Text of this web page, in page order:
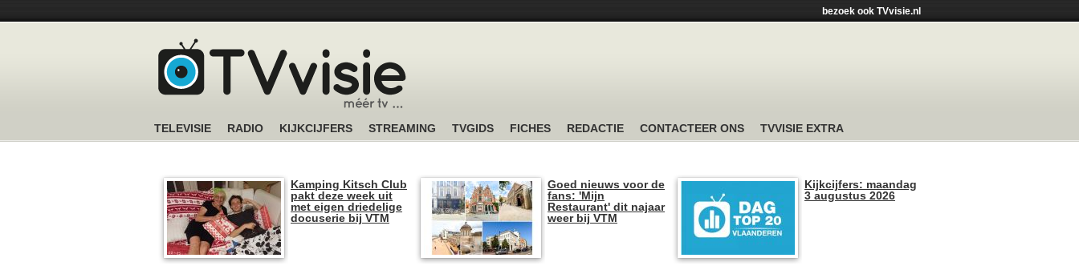
bezoek ook TVvisie.nl
TELEVISIE RADIO KIJKCIJFERS STREAMING TVGIDS FICHES REDACTIE CONTACTEER ONS TVVISIE EXTRA
Kamping Kitsch Club
pakt deze week uit
met eigen driedelige
docuserie bij VTM
Goed nieuws voor de
fans: 'Mijn
Restaurant' dit najaar
weer bij VTM
Kijkcijfers: maandag
3 augustus 2026